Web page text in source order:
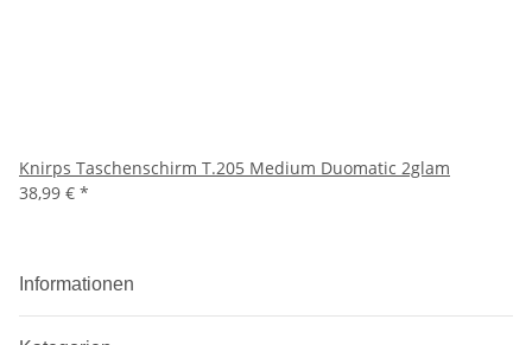
Knirps Taschenschirm T.205 Medium Duomatic 2glam
38,99 € *
Informationen